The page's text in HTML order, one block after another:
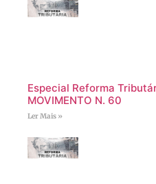
Especial Reforma
MOVIMENTO N. 60
Ler Mais »